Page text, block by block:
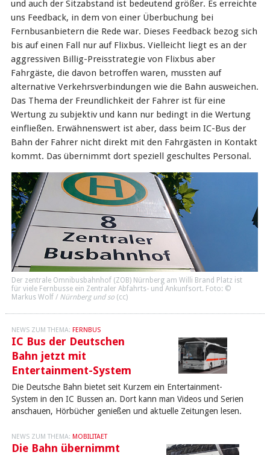
und auch der Sitzabstand ist bedeutend größer. Es erreichte
uns Feedback, in dem von einer Überbuchung bei
Fernbusanbietern die Rede war. Dieses Feedback bezog sich
bis auf einen Fall nur auf Flixbus. Vielleicht liegt es an der
aggressiven Billig-Preisstrategie von Flixbus aber
Fahrgäste, die davon betroffen waren, mussten auf
alternative Verkehrsverbindungen wie die Bahn ausweichen.
Das Thema der Freundlichkeit der Fahrer ist für eine
Wertung zu subjektiv und kann nur bedingt in die Wertung
einfließen. Erwähnenswert ist aber, dass beim IC-Bus der
Bahn der Fahrer nicht direkt mit den Fahrgästen in Kontakt
kommt. Das übernimmt dort speziell geschultes Personal.
Der zentrale Omnibusbahnhof (ZOB) Nürnberg am Willi Brand Platz ist
für viele Fernbusse ein Zentraler Abfahrts- und Ankunfsort. Foto: ©
Markus Wolf / Nürnberg und so(cc)
NEWS ZUM THEMA: FERNBUS
IC Bus der Deutschen
Bahn jetzt mit
Entertainment-System
Die Deutsche Bahn bietet seit Kurzem ein Entertainment-
System in den IC Bussen an. Dort kann man Videos und Serien
anschauen, Hörbücher genießen und aktuelle Zeitungen lesen.
NEWS ZUM THEMA: MOBILITAET
Die Bahn übernimmt